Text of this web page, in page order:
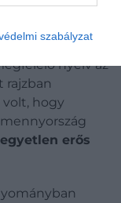
szabályzat
kellett
nyelv az
rajzban
hogy
erős